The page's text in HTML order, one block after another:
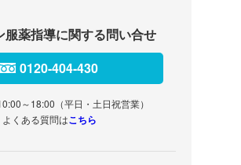
服薬指導に関する問い合せ
0120-404-430
～18:00（平日・土日祝営業）
よくある質問はこちら